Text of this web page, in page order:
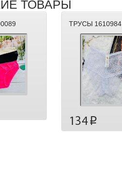
ТОВАРЫ
ТРУСЫ 1610984
134p